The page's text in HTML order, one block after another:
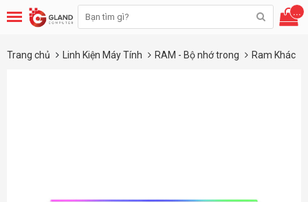
...
Trang chủ Linh Kiện Máy Tính RAM - Bộ nhớ trong Ram Khác